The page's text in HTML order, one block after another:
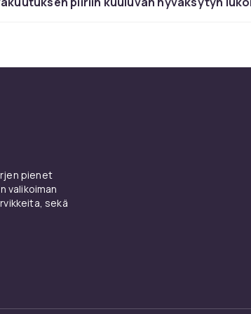
vaijerilukko – helppo
ja kaiteiden ympärille, missä
– klassinen ja
pienet
valikoiman
sekä